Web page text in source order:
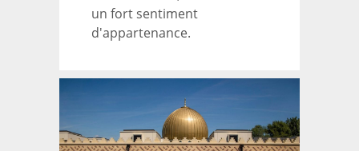
un fort sentiment
d'appartenance.